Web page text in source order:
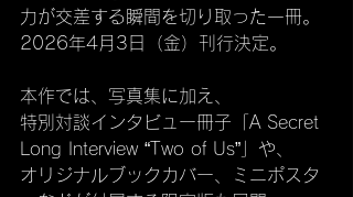
力が交差する瞬間を切り取った一冊。
2026年4月3日（金）刊行決定。
本作では、写真集に加え、
特別対談インタビュー冊子「A Secret
Long Interview “Two of Us”」や、
オリジナルブックカバー、ミニポスタ